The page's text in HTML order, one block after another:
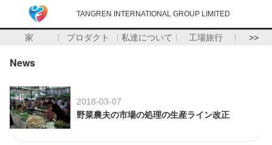
TANGREN INTERNATIONAL GROUP LIMITED
家 プロダクト 私達について 工場旅行 >>
News
2018-03-07
野菜農夫の市場の処理の生産ライン改正